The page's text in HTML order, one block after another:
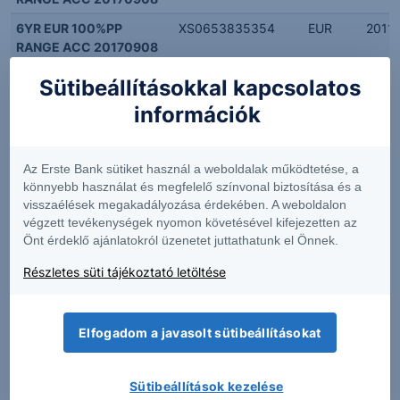
6YR EUR 100%PP
RANGE ACC 20170908
XS0653835354 EUR
SG 3Y EUR GOODYEAR
GENERAL MOTORS
XS1039639668 EUR
SG 3Y USD GOODYEAR
XS1039639742
SG 3Y GOODYEAR
GENERAL MOTORS
XS1039640088 HUF
6YR 100% EUR PP
RANGE ACCRUAL
XS0642180003 EUR
SG 3Y USD BRISTOL AND
XS1037629109
SG3Y HUF BRISTOL AND
XS1037629018 HUF
Sütibeállításokkal kapcsolatos
információk
Az Erste Bank sütiket használ a weboldalak működtetése, a
könnyebb használat és megfelelő színvonal biztosítása és a
visszaélések megakadályozása érdekében. A weboldalon
végzett tevékenységek nyomon követésével kifejezetten az
Önt érdeklő ajánlatokról üzenetet juttathatunk el Önnek.
Részletes süti tájékoztató letöltése
Elfogadom a javasolt sütibeállításokat
Sütibeállítások kezelése